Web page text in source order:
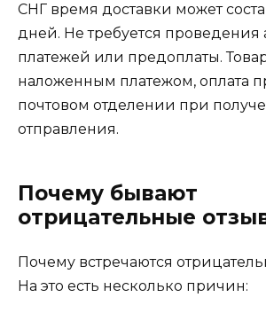
СНГ время доставки может
дней. Не требуется проведения
платежей или предоплаты.
наложенным платежом, оплата
почтовом отделении при
отправления.
Почему бывают
отрицательные
Почему встречаются
На это есть несколько причин: